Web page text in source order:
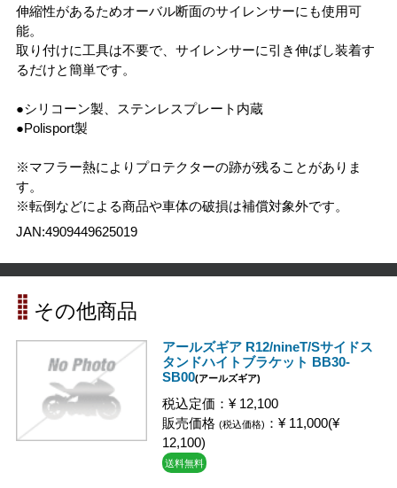
伸縮性があるためオーバル断面のサイレンサーにも使用可
能。
取り付けに工具は不要で、サイレンサーに引き伸ばし装着す
るだけと簡単です。
●シリコーン製、ステンレスプレート内蔵
●Polisport製
※マフラー熱によりプロテクターの跡が残ることがありま
す。
※転倒などによる商品や車体の破損は補償対象外です。
JAN:4909449625019
その他商品
アールズギア R12/nineT/Sサイドス
タンドハイトブラケット BB30-
SB00(アールズギア)
税込定価：¥ 12,100
販売価格 (税込価格) ：¥ 11,000(¥
12,100)
送料無料